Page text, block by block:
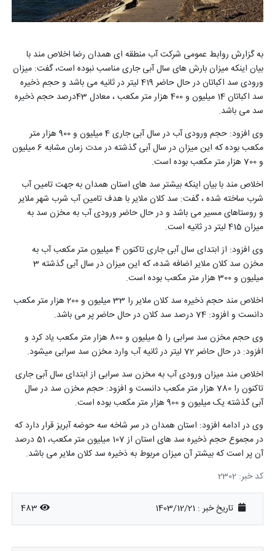
به گزارش روابط عمومی شرکت آب منطقه ای همدان رضا اخلاص مند با
بیان اینکه میزان بارش های سال آبی جاری مناسب نبوده است، گفت: میزان
ورودی سد اکباتان در حال حاضر 419 لیتر در ثانیه می باشد و حجم ذخیره
سد اکباتان 14 میلیون و 400 هزار متر مکعب ، معادل 43درصد حجم ذخیره
سد می باشد.
وی افزود: حجم ورودی آب در سال آبی جاری 4 میلیون و 900 هزار متر
مکعب بوده که این میزان در سال آبی گذشته در مدت زمان مشابه 6 میلیون
و 700 هزار متر مکعب بوده است.
اخلاص مند با بیان اینکه بیشتر سد های استان همدان به جهت تامین آب
شرب ساخته شده ، گفت: سد کلان ملایر با هدف تامین آب شرب شهر ملایر
و روستاهای مسیر می باشد و در حال حاضر ورودی آب به مخزن سد به
میزان 415 لیتر در ثانیه است.
وی افزود: از ابتدای سال آبی جاری تاکنون 4 میلیون متر مکعب آب به
مخزن سد کلان ملایر اضافه شده، که این میزان در سال آبی گذشته 3
میلیون و 300 هزار متر مکعب بوده است.
اخلاص مند حجم ذخیره سد کلان ملایر را 33 میلیون و 200 هزار متر مکعب
دانست و افزود: 74 درصد سد کلان در حال حاضر پر می باشد.
وی حجم مخزن سد سرابی را 5 میلیون و 800 هزار متر مکعب یاد کرد و
افزود: در حال حاضر 72 لیتر در ثانیه آب وارد مخزن سد سرابی میشود.
اخلاص مند میزان ورودی آب به مخزن سد سرابی از ابتدای سال آبی جاری
تاکنون را 780 هزار متر مکعب دانست و افزود: حجم مخزن سد در سال
آبی گذشته یک میلیون و 900 هزار متر مکعب بوده است.
وی در ادامه افزود: استان همدان در سر شاخه سه حوضه آبریز قرار دارد که
در مجموع حجم ذخیره سد های استان از 107 میلیون متر مکعب، 51 درصد
آن پر است که بیشتر آن میزان مربوط به ذخیره سد کلان ملایر می باشد.
کد خبر: 2302
تاریخ خبر : 1403/12/21 483